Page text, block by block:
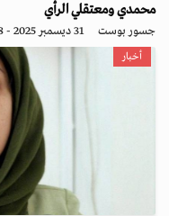
محمدي ومعتقلي الرأي
جسور بوست 31 ديسمبر 2025 - 08:28
أخبار